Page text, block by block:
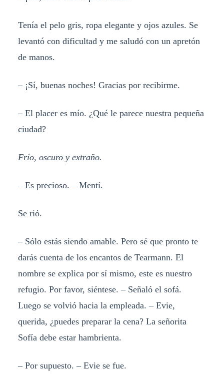
Tenía el pelo gris, ropa elegante y ojos azules. Se
levantó con dificultad y me saludó con un apretón
de manos.
– ¡Sí, buenas noches! Gracias por recibirme.
– El placer es mío. ¿Qué le parece nuestra pequeña
ciudad?
Frío, oscuro y extraño.
– Es precioso. – Mentí.
Se rió.
– Sólo estás siendo amable. Pero sé que pronto te
darás cuenta de los encantos de Tearmann. El
nombre se explica por sí mismo, este es nuestro
refugio. Por favor, siéntese. – Señaló el sofá.
Luego se volvió hacia la empleada. – Evie,
querida, ¿puedes preparar la cena? La señorita
Sofía debe estar hambrienta.
– Por supuesto. – Evie se fue.